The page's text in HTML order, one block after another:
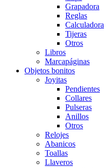
Grapadora
Reglas
Calculadora
Tijeras
Otros
Libros
Marcapáginas
Objetos bonitos
Joyitas
Pendientes
Collares
Pulseras
Anillos
Otros
Relojes
Abanicos
Toallas
Llaveros